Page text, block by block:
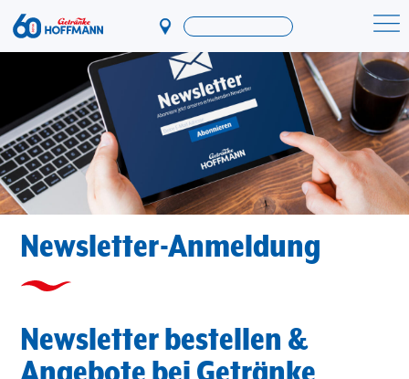
Direkt
zum
Inhalt
Startseite Getränke Hoffmann
Newsletter-Anmeldung
Newsletter bestellen &